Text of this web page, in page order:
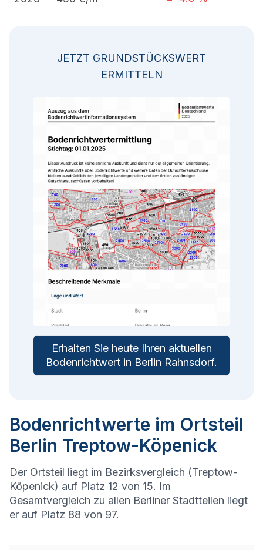
JETZT GRUNDSTÜCKSWERT
ERMITTELN
Erhalten Sie heute Ihren aktuellen
Bodenrichtwert in Berlin Rahnsdorf.
Bodenrichtwerte im Ortsteil
Berlin Treptow-Köpenick
Der Ortsteil liegt im Bezirksvergleich (Treptow-
Köpenick) auf Platz 12 von 15. Im
Gesamtvergleich zu allen Berliner Stadtteilen liegt
er auf Platz 88 von 97.